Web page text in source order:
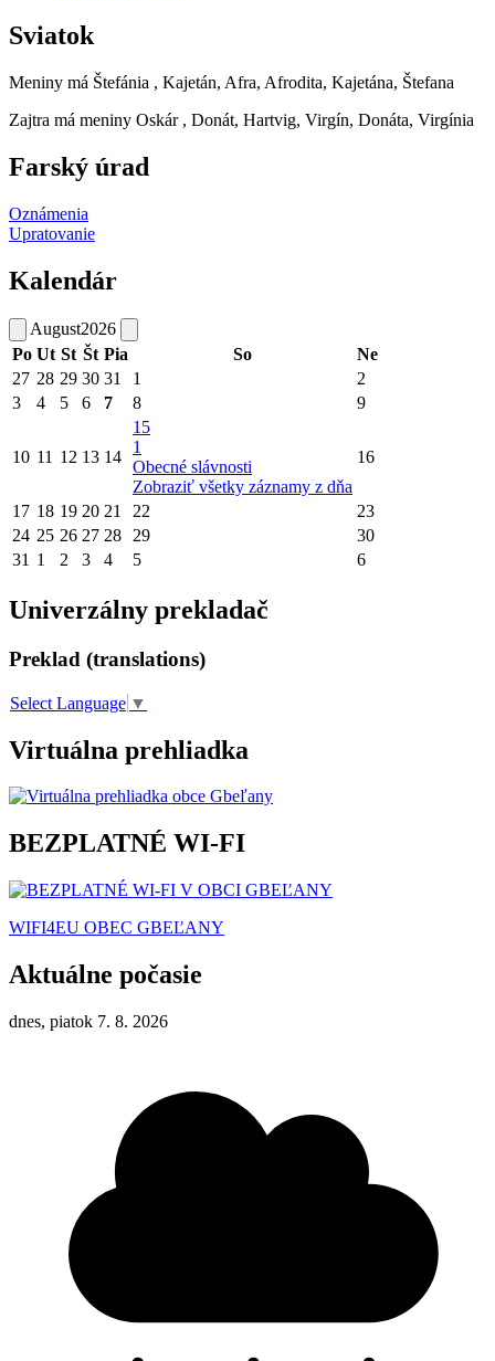
Sviatok
Meniny má Štefánia , Kajetán, Afra, Afrodita, Kajetána, Štefana
Zajtra má meniny Oskár , Donát, Hartvig, Virgín, Donáta, Virgínia
Farský úrad
Oznámenia
Upratovanie
Kalendár
August2026
Po Ut St Št Pia So
Ne
27 28 29 30 31 1
2
3
4 5 6 7 8 9
10 11 12 13 14
15
1
Obecné slávnosti
Zobraziť všetky záznamy z dňa
16
17 18 19 20 21 22
23
24 25 26 27 28 29
30
31 1 2 3 4 5 6
Univerzálny prekladač
Preklad (translations)
Select Language ▼
Virtuálna prehliadka
BEZPLATNÉ WI-FI
WIFI4EU OBEC GBEĽANY
Aktuálne počasie
dnes, piatok 7. 8. 2026